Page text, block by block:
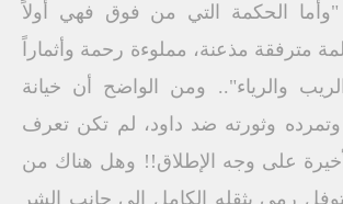
"وأما الحكمة التي من فوق فهي أولاً
مترفقة مذعنة، مملوءة رحمة وأثماراً
والرياء".. ومن الواضح أن خيانة
وتمرده وثورته ضد داود، لم تكن تعرف
على وجه الإطلاق!! وهل هناك من
رمى بثقله الكامل إلى جانب الشر